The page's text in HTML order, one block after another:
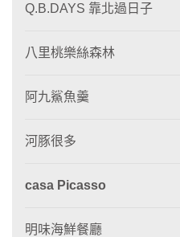
Q.B.DAYS 靠北過日子
八里桃樂絲森林
阿九鯊魚羹
河豚很多
casa Picasso
明味海鮮餐廳